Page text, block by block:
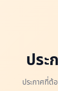
ประ
ประกาศที่ต้